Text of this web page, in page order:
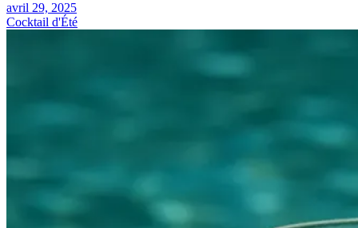
avril 29, 2025
Cocktail d'Été